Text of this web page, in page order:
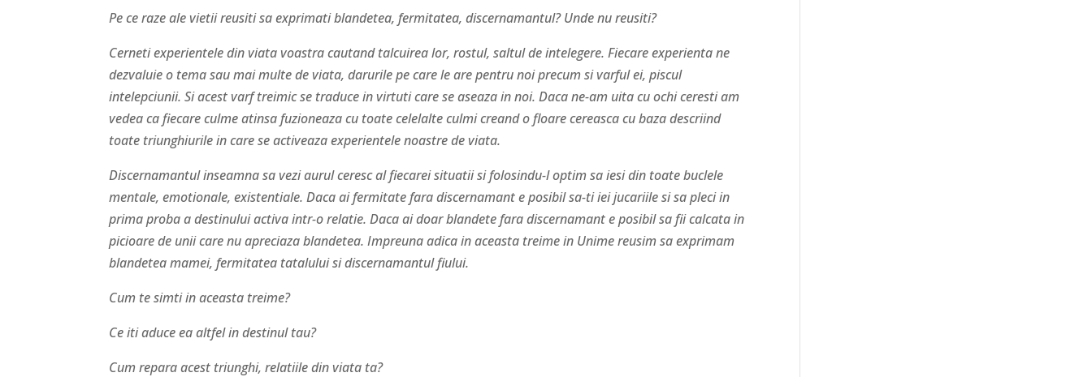
Pe ce raze ale vietii reusiti sa exprimati blandetea, fermitatea, discernamantul? Unde nu reusiti?
Cerneti experientele din viata voastra cautand talcuirea lor, rostul, saltul de intelegere. Fiecare experienta ne
dezvaluie o tema sau mai multe de viata, darurile pe care le are pentru noi precum si varful ei, piscul
intelepciunii. Si acest varf treimic se traduce in virtuti care se aseaza in noi. Daca ne-am uita cu ochi ceresti am
vedea ca fiecare culme atinsa fuzioneaza cu toate celelalte culmi creand o floare cereasca cu baza descriind
toate triunghiurile in care se activeaza experientele noastre de viata.
Discernamantul inseamna sa vezi aurul ceresc al fiecarei situatii si folosindu-l optim sa iesi din toate buclele
mentale, emotionale, existentiale. Daca ai fermitate fara discernamant e posibil sa-ti iei jucariile si sa pleci in
prima proba a destinului activa intr-o relatie. Daca ai doar blandete fara discernamant e posibil sa fii calcata in
picioare de unii care nu apreciaza blandetea. Impreuna adica in aceasta treime in Unime reusim sa exprimam
blandetea mamei, fermitatea tatalului si discernamantul fiului.
Cum te simti in aceasta treime?
Ce iti aduce ea altfel in destinul tau?
Cum repara acest triunghi, relatiile din viata ta?